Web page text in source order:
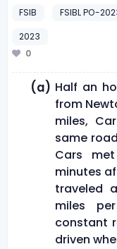
FSIB FSIBL PO-
2023
0
(a) Half an
from
miles,
same
Cars
minutes
traveled
miles
constant
driven